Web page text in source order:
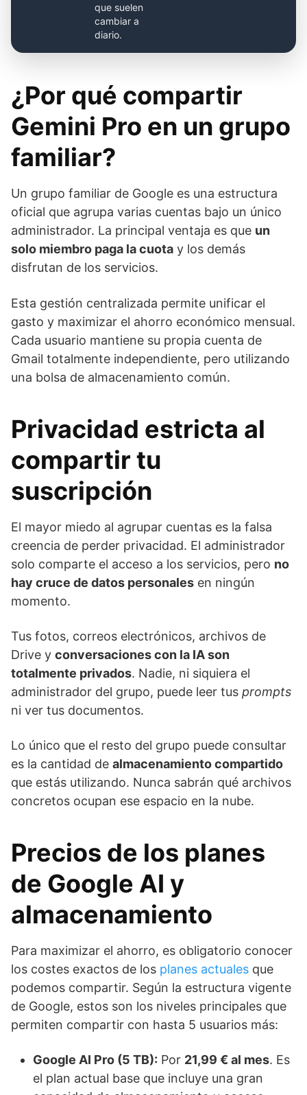
que suelen
cambiar a
diario.
¿Por qué compartir
Gemini Pro en un grupo
familiar?
Un grupo familiar de Google es una estructura
oficial que agrupa varias cuentas bajo un único
administrador. La principal ventaja es que un
solo miembro paga la cuota y los demás
disfrutan de los servicios.
Esta gestión centralizada permite unificar el
gasto y maximizar el ahorro económico mensual.
Cada usuario mantiene su propia cuenta de
Gmail totalmente independiente, pero utilizando
una bolsa de almacenamiento común.
Privacidad estricta al
compartir tu
suscripción
El mayor miedo al agrupar cuentas es la falsa
creencia de perder privacidad. El administrador
solo comparte el acceso a los servicios, pero no
hay cruce de datos personales en ningún
momento.
Tus fotos, correos electrónicos, archivos de
Drive y conversaciones con la IA son
totalmente privados. Nadie, ni siquiera el
administrador del grupo, puede leer tus prompts
ni ver tus documentos.
Lo único que el resto del grupo puede consultar
es la cantidad de almacenamiento compartido
que estás utilizando. Nunca sabrán qué archivos
concretos ocupan ese espacio en la nube.
Precios de los planes
de Google AI y
almacenamiento
Para maximizar el ahorro, es obligatorio conocer
los costes exactos de los planes actuales que
podemos compartir. Según la estructura vigente
de Google, estos son los niveles principales que
permiten compartir con hasta 5 usuarios más:
Google AI Pro (5 TB): Por 21,99 € al mes. Es
el plan actual base que incluye una gran